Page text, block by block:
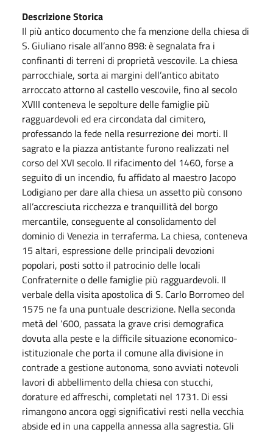
Descrizione Storica
Il più antico documento che fa menzione della chiesa di
S. Giuliano risale all’anno 898: è segnalata fra i
confinanti di terreni di proprietà vescovile. La chiesa
parrocchiale, sorta ai margini dell’antico abitato
arroccato attorno al castello vescovile, fino al secolo
XVIII conteneva le sepolture delle famiglie più
ragguardevoli ed era circondata dal cimitero,
professando la fede nella resurrezione dei morti. Il
sagrato e la piazza antistante furono realizzati nel
corso del XVI secolo. Il rifacimento del 1460, forse a
seguito di un incendio, fu affidato al maestro Jacopo
Lodigiano per dare alla chiesa un assetto più consono
all’accresciuta ricchezza e tranquillità del borgo
mercantile, conseguente al consolidamento del
dominio di Venezia in terraferma. La chiesa, conteneva
15 altari, espressione delle principali devozioni
popolari, posti sotto il patrocinio delle locali
Confraternite o delle famiglie più ragguardevoli. Il
verbale della visita apostolica di S. Carlo Borromeo del
1575 ne fa una puntuale descrizione. Nella seconda
metà del ‘600, passata la grave crisi demografica
dovuta alla peste e la difficile situazione economico-
istituzionale che porta il comune alla divisione in
contrade a gestione autonoma, sono avviati notevoli
lavori di abbellimento della chiesa con stucchi,
dorature ed affreschi, completati nel 1731. Di essi
rimangono ancora oggi significativi resti nella vecchia
abside ed in una cappella annessa alla sagrestia. Gli